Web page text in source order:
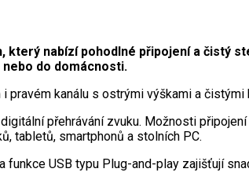
který nabízí pohodlné připojení a čistý
do domácnosti.
pravém kanálu s ostrými výškami a čistými
přehrávání zvuku. Možnosti
tabletů, smartphonů a stolních PC.
funkce USB typu Plug-and-play zajišťují